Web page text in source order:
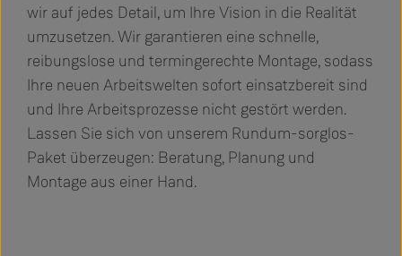
wir auf jedes Detail, um Ihre Vision in die Realität
umzusetzen. Wir garantieren eine schnelle,
reibungslose und termingerechte Montage, sodass
Ihre neuen Arbeitswelten sofort einsatzbereit sind
und Ihre Arbeitsprozesse nicht gestört werden.
Lassen Sie sich von unserem Rundum-sorglos-
Paket überzeugen: Beratung, Planung und
Montage aus einer Hand.